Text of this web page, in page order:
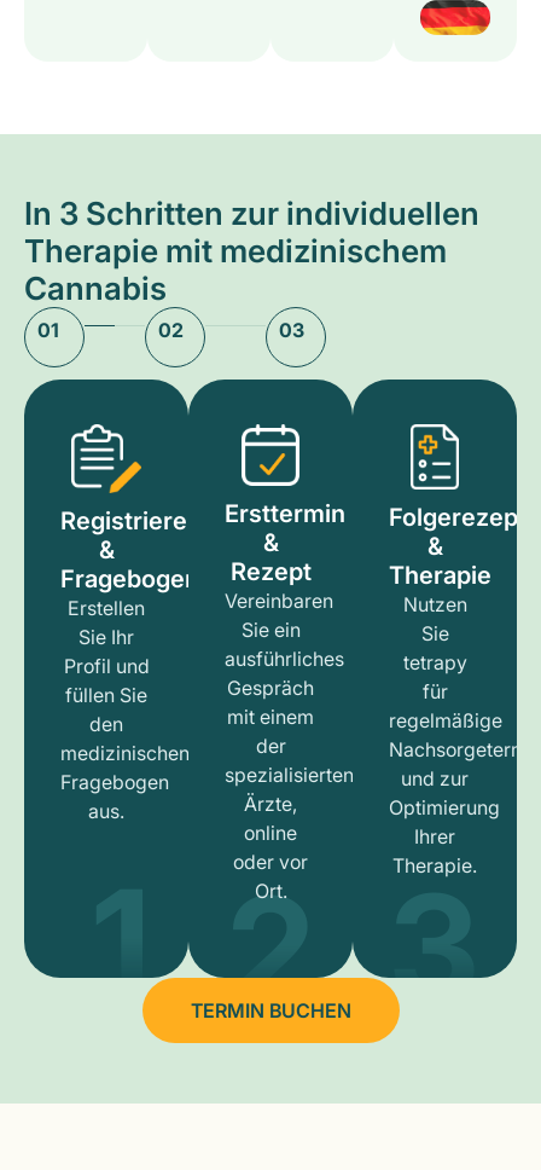
In 3 Schritten zur individuellen
Therapie mit medizinischem
Cannabis
01 02 03
Registrieren
&
Fragebogen
Erstellen
Sie Ihr
Profil und
füllen Sie
den
medizinischen
Fragebogen
aus.
1
Ersttermin
&
Rezept
Vereinbaren
Sie ein
ausführliches
Gespräch
mit einem
der
spezialisierten
Ärzte,
online
oder vor
Ort.
2
Folgerezept
&
Therapie
Nutzen
Sie
tetrapy
für
regelmäßige
und zur
Optimierung
Ihrer
Therapie.
3
TERMIN BUCHEN